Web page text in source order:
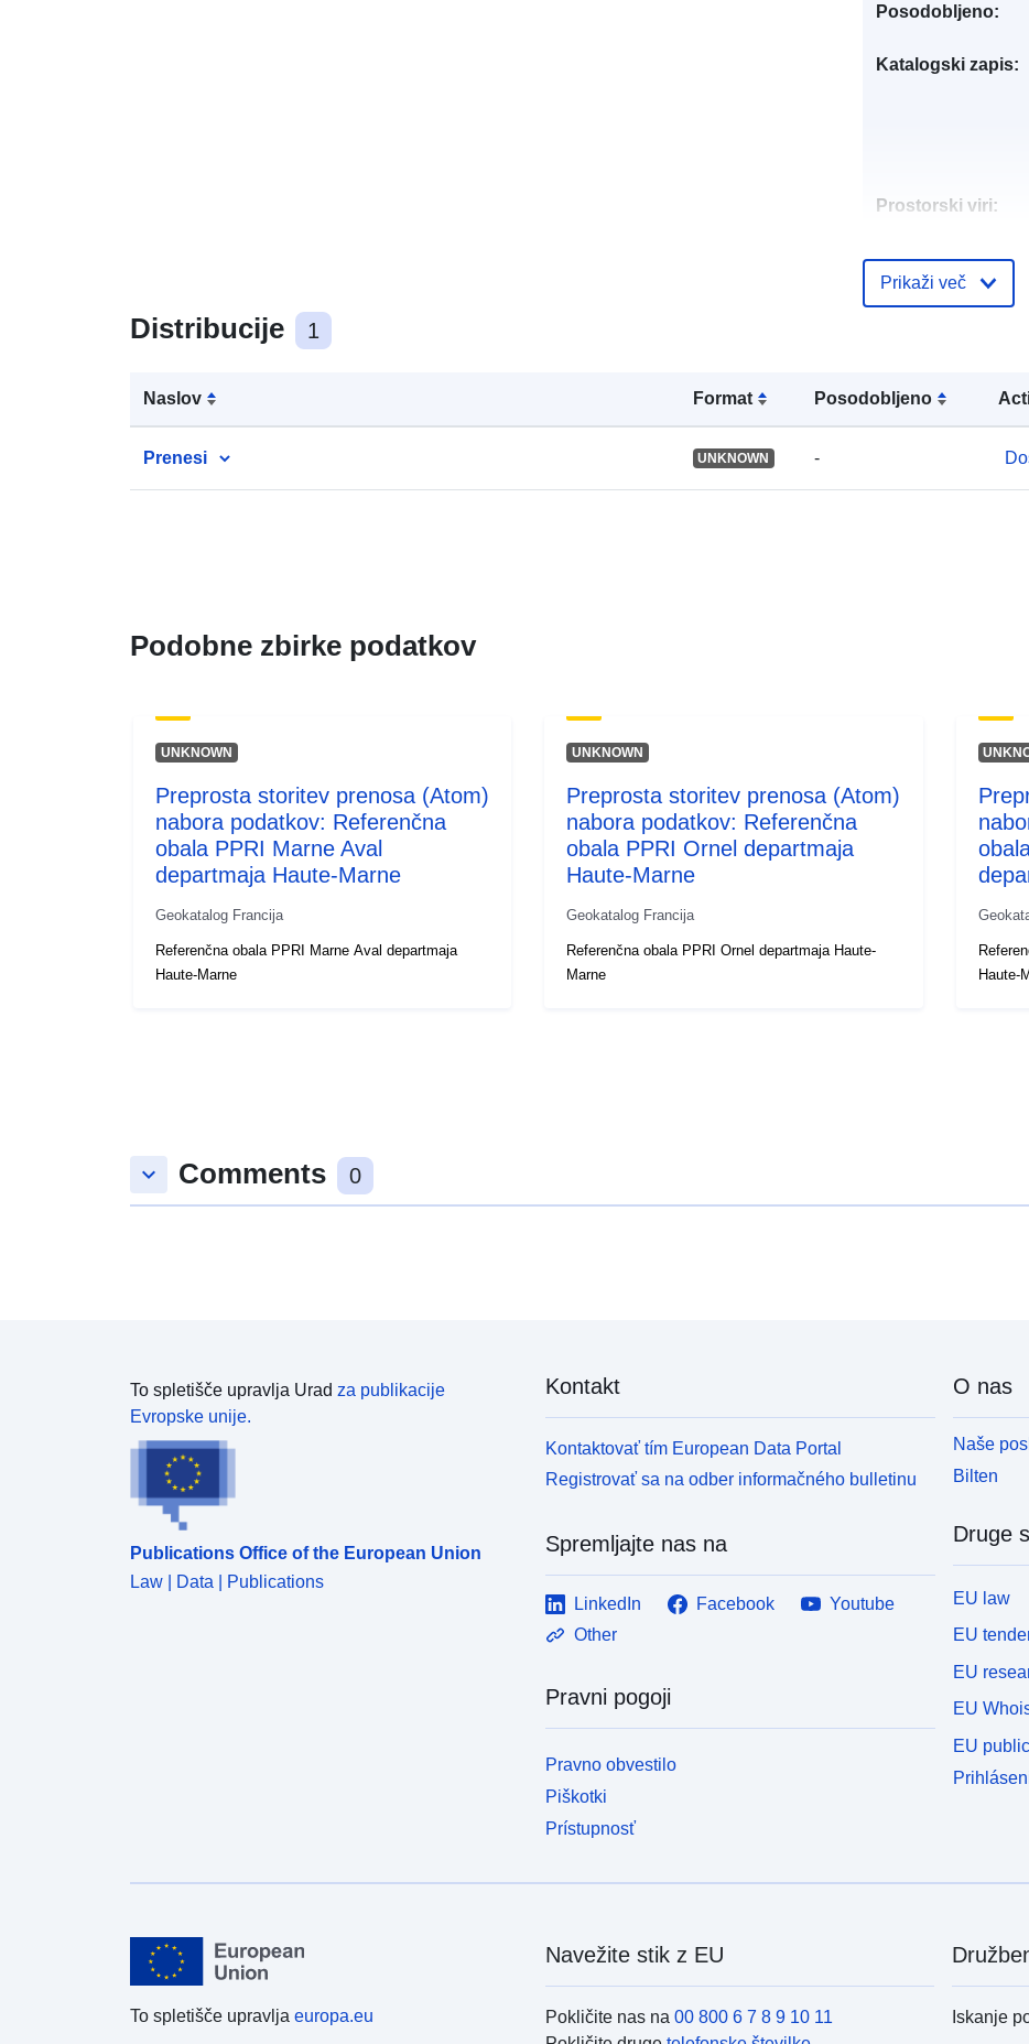
Distribucije 1
Naslov Format Posodobljeno
Prenesi UNKNOWN -
Posodobljeno:
Katalogski zapis:
Prostorski viri:
Identifikatorji:
Prikaži več
Podobne zbirke podatkov
UNKNOWN
Preprosta storitev prenosa (Atom)
nabora podatkov: Referenčna
obala PPRI Marne Aval
departmaja Haute-Marne
Geokatalog Francija
Referenčna obala PPRI Marne Aval departmaja
Haute-Marne
UNKNOWN
Preprosta storitev prenosa (Atom)
nabora podatkov: Referenčna
obala PPRI Ornel departmaja
Haute-Marne
Geokatalog Francija
Referenčna obala PPRI Ornel departmaja Haute-
Marne
Haute-
keyboard_arrow_down Comments 0
To spletišče upravlja Urad za publikacije
Evropske unije.
Publications Office of the European Union
Law | Data | Publications
Kontakt
Kontaktovať tím European Data Portal
Registrovať sa na odber informačného bulletinu
Spremljajte nas na
LinkedIn Facebook
Youtube
Other
Pravni pogoji
Pravno obvestilo
Piškotki
Prístupnosť
O nas
Naše
Bilten
Druge
EU law
EU
EU
EU
EU
To spletišče upravlja europa.eu
Navežite stik z EU
Pokličite nas na 00 800 6 7 8 9 10 11
Iskanje